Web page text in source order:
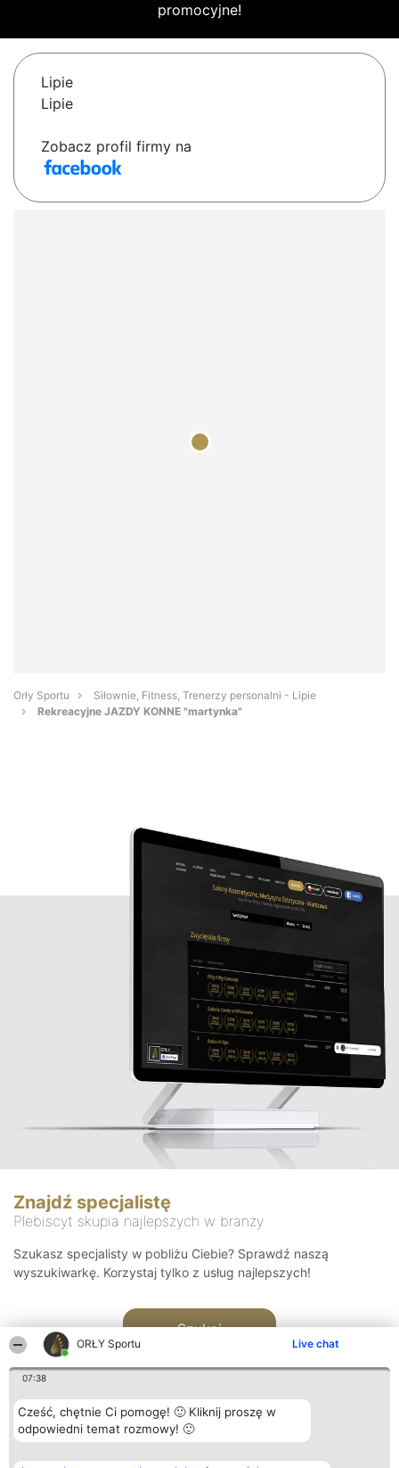
ORŁY Sportu Live chat
07:38
Cześć, chętnie Ci pomogę! 🙂 Kliknij proszę w
odpowiedni temat rozmowy! 🙂
promocyjne!
Lipie
Lipie
Zobacz profil firmy na
Orły Sportu
Siłownie, Fitness, Trenerzy personalni - Lipie
Rekreacyjne JAZDY KONNE "martynka"
Znajdź specjalistę
Plebiscyt skupia najlepszych w branży
Szukasz specjalisty w pobliżu Ciebie? Sprawdź naszą
wyszukiwarkę. Korzystaj tylko z usług najlepszych!
Szukaj
Organizator plebiscytu Plebiscyt Kontakt